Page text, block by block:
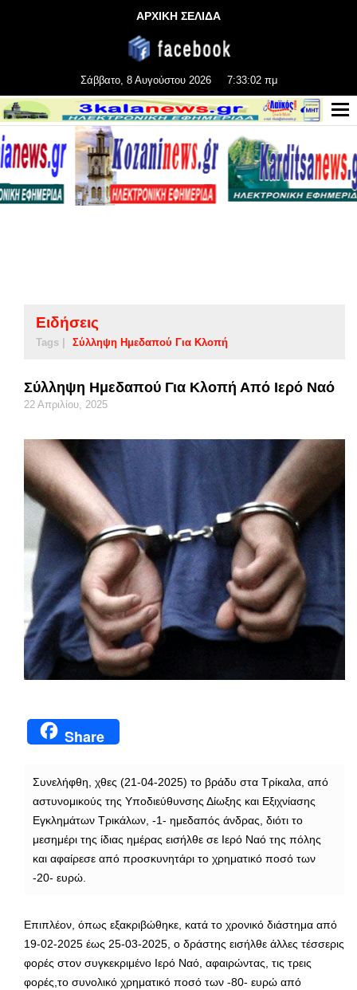
ΑΡΧΙΚΗ ΣΕΛΙΔΑ
Σάββατο, 8 Αυγούστου 2026 7:33:02 πμ
Ειδήσεις
Tags | Σύλληψη Ημεδαπού Για Κλοπή
Σύλληψη Ημεδαπού Για Κλοπή Από Ιερό Ναό
22 Απριλίου, 2025
Share
Συνελήφθη, χθες (21-04-2025) το βράδυ στα Τρίκαλα, από
αστυνομικούς της Υποδιεύθυνσης Δίωξης και Εξιχνίασης
Εγκλημάτων Τρικάλων, -1- ημεδαπός άνδρας, διότι το
μεσημέρι της ίδιας ημέρας εισήλθε σε Ιερό Ναό της πόλης
και αφαίρεσε από προσκυνητάρι το χρηματικό ποσό των
-20- ευρώ.
Επιπλέον, όπως εξακριβώθηκε, κατά το χρονικό διάστημα από
19-02-2025 έως 25-03-2025, ο δράστης εισήλθε άλλες τέσσερις
φορές στον συγκεκριμένο Ιερό Ναό, αφαιρώντας, τις τρεις
φορές,το συνολικό χρηματικό ποσό των -80- ευρώ από